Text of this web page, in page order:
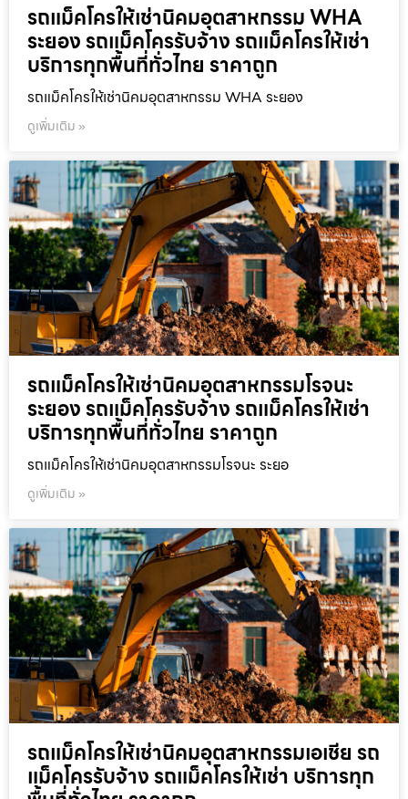
รถแม็คโครให้เช่านิคมอุตสาหกรรม WHA
ระยอง รถแม็คโครรับจ้าง รถแม็คโครให้เช่า
บริการทุกพื้นที่ทั่วไทย ราคาถูก
รถแม็คโครให้เช่านิคมอุตสาหกรรม WHA ระยอง
ดูเพิ่มเติม »
รถแม็คโครให้เช่านิคมอุตสาหกรรมโรจนะ
ระยอง รถแม็คโครรับจ้าง รถแม็คโครให้เช่า
บริการทุกพื้นที่ทั่วไทย ราคาถูก
รถแม็คโครให้เช่านิคมอุตสาหกรรมโรจนะ ระยอ
ดูเพิ่มเติม »
รถแม็คโครให้เช่านิคมอุตสาหกรรมเอเชีย รถ
แม็คโครรับจ้าง รถแม็คโครให้เช่า บริการทุก